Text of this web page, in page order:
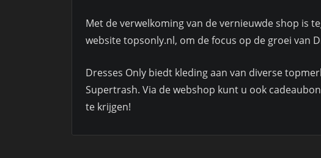
Met de verwelkoming van de vernieuwde shop is
website topsonly.nl, om de focus op de groei van
Dresses Only biedt kleding aan van diverse
Supertrash. Via de webshop kunt u ook
te krijgen!